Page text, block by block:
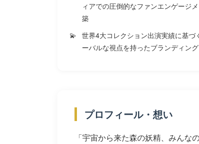
ィアでの圧倒的なファンエンゲージ
築
世界4大コレクション出演実績に基づ
ーバルな視点を持ったブランディング
プロフィール・想い
「宇宙から来た森の妖精、みん